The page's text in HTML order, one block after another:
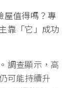
屋值得嗎？專
靠「它」成功
調查顯示，高
可能持續升